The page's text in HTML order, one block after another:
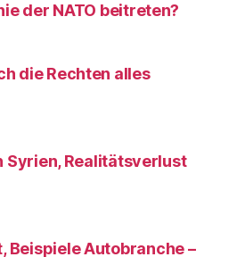
der NATO beitreten?
die Rechten alles
Syrien, Realitätsverlust
Beispiele Autobranche –